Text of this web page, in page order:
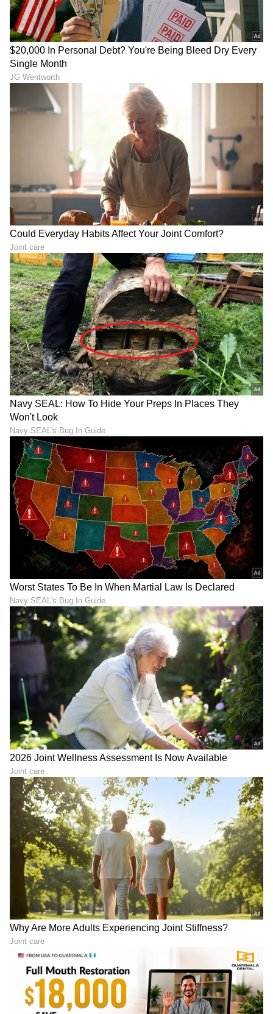
ಉದ್ಯೋಗಗಳಲ್ಲಿ ಹೆಚ್ಚುತ್ತಿರುವ ಪ್ರಾಮುಖ್ಯತೆ ಮತ್ತು
ಪ್ರಭಾವದ ಜೊತೆಗೆ ಬಡ್ತಿಗಳನ್ನು ಸಹ ಪಡೆಯುತ್ತಾರೆ. ಅವರು
ವಿದೇಶದಲ್ಲಿ ಉದ್ಯೋಗವನ್ನು ಪಡೆಯುತ್ತಾರೆ, ಅನೇಕ
ರೀತಿಯಲ್ಲಿ ತಮ್ಮ ಆದಾಯವನ್ನು ಹೆಚ್ಚಿಸುತ್ತಾರೆ ಮತ್ತು
ಮಕ್ಕಳನ್ನು ಪಡೆಯುತ್ತಾರೆ. ಐಟಿ, ಸಂವಹನ, ಎಂಜಿನಿಯರ್‌ಗಳು
ಮತ್ತು ಅಕೌಂಟೆನ್ಸಿಯಂತಹ ಕ್ಷೇತ್ರಗಳಿಗೆ ಸೇರಿದ ಜನರಿಗೆ
ಬೇಡಿಕೆ ಹೆಚ್ಚಾಗುತ್ತದೆ. ಅವರ ಆರ್ಥಿಕ ಬಲವು ಹೆಚ್ಚಾಗುತ್ತದೆ.
Image Credit :Getty
ಕುಂಭ ರಾಶಿ & ಮೀನ ರಾಶಿ
ಈ ರಾಶಿಚಕ್ರದ ಐದನೇ ಮನೆಯಲ್ಲಿ ಬುಧನ
ಸಂಚಾರದಿಂದಾಗಿ, ಹೆಚ್ಚುವರಿ ಆದಾಯ ಗಳಿಸುವ
ಉದ್ಯೋಗಿಗಳ ಪ್ರಯತ್ನಗಳು ಫಲ ನೀಡುವ ಸಾಧ್ಯತೆಯಿದೆ.
ಉದ್ಯೋಗಿಗಳು ವ್ಯವಹಾರಗಳಲ್ಲಿ ಹೂಡಿಕೆ ಮಾಡಲು ಮತ್ತು
ಹೊಸ ಆದಾಯದ ಮೂಲಗಳನ್ನು ಅನುಸರಿಸಲು
ಸಾಧ್ಯವಾಗುತ್ತದೆ. ಸಮಯಕ್ಕೆ ಸರಿಯಾಗಿ ಮತ್ತು ಸೌಜನ್ಯದಿಂದ
ಕೆಲಸಗಳನ್ನು ಮಾಡಲು ಮತ್ತು ಅಧಿಕಾರಿಗಳು ಮತ್ತು
ಉದ್ಯೋಗದಾತರ ಮೆಚ್ಚುಗೆಯನ್ನು ಪಡೆಯಲು
ಅವಕಾಶವಿರುತ್ತದೆ. ಪ್ರಮುಖ ಆರ್ಥಿಕ ಸಮಸ್ಯೆಗಳು
ಬಗೆಹರಿಯುವ ಸೂಚನೆಗಳಿವೆ. ಆರೋಗ್ಯವು ಉತ್ತಮ ಮತ್ತು
ಸ್ಥಿರವಾಗಿರುತ್ತದೆ.
ಮೀನ ರಾಶಿಯ ನಾಲ್ಕನೇ ಕೇಂದ್ರದಲ್ಲಿ ಬುಧನ
ಸಂಚಾರದಿಂದಾಗಿ, ಈ ರಾಶಿಯವರು ಭದ್ರ ಮಹಾ ಪುರುಷ
ಯೋಗವನ್ನು ಹೊಂದಿದ್ದಾರೆ. ಇದರಿಂದಾಗಿ, ಕೆಲಸದಲ್ಲಿ ತ್ವರಿತ
ಪ್ರಗತಿಯ ಜೊತೆಗೆ, ಒಂದು ಸಂಸ್ಥೆಯಲ್ಲಿ ಸರ್ವೋಚ್ಚ
ಅಧಿಕಾರಿಯಾಗುವ ಸಾಧ್ಯತೆಯಿದೆ. ಆಸ್ತಿಗಳು ಮತ್ತು ಆಸ್ತಿಗಳು
ಒಟ್ಟಿಗೆ ಬರುತ್ತವೆ ಮತ್ತು ನೀವು ಶ್ರೀಮಂತರಾಗುತ್ತೀರಿ.
ಪ್ರತಿಭಾನ್ವಿತರು ತಮ್ಮ ವೃತ್ತಿ ಮತ್ತು ಉದ್ಯೋಗಗಳಲ್ಲಿ
ಶ್ರೇಷ್ಠರಾಗುತ್ತಾರೆ. ಅವರಿಗೆ ಉತ್ತಮ ಮನ್ನಣೆ ಸಿಗುತ್ತದೆ. ಈ
ರಾಶಿಯವರ ಆಲೋಚನೆಗಳು ಮತ್ತು ಪ್ರಯತ್ನಗಳು ಉತ್ತಮ
ಫಲಿತಾಂಶಗಳನ್ನು ನೀಡುತ್ತವೆ. ಅವರು ಕೆಲವು ಪ್ರಮುಖ ಆಸ್ತಿ
ಮತ್ತು ಆರ್ಥಿಕ ವಿಷಯಗಳನ್ನು ವಿಂಗಡಿಸುತ್ತಾರೆ.
LATEST VIDEOS